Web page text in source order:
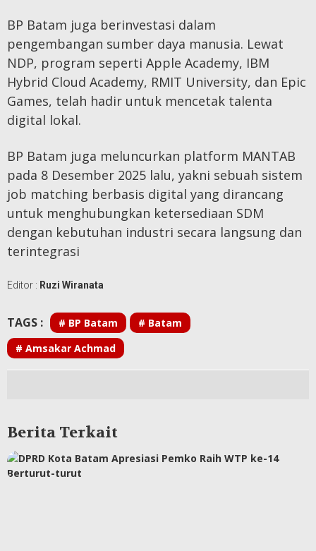
BP Batam juga berinvestasi dalam
pengembangan sumber daya manusia. Lewat
NDP, program seperti Apple Academy, IBM
Hybrid Cloud Academy, RMIT University, dan Epic
Games, telah hadir untuk mencetak talenta
digital lokal.
BP Batam juga meluncurkan platform MANTAB
pada 8 Desember 2025 lalu, yakni sebuah sistem
job matching berbasis digital yang dirancang
untuk menghubungkan ketersediaan SDM
dengan kebutuhan industri secara langsung dan
terintegrasi
Editor : Ruzi Wiranata
TAGS : # BP Batam
# Batam
# Amsakar Achmad
Berita Terkait